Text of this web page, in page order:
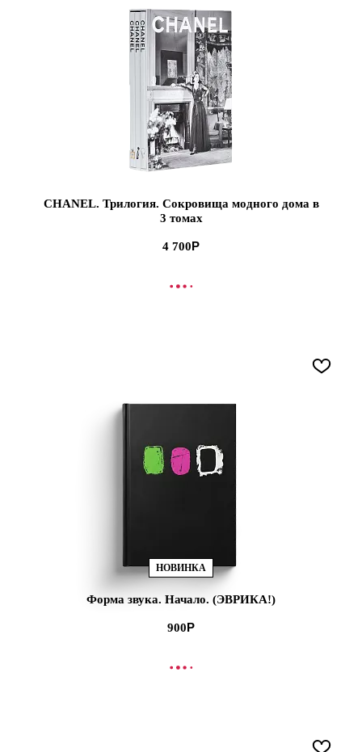
CHANEL. Трилогия. Сокровища модного дома в
3 томах
4 700
В КОРЗИНУ
НОВИНКА
Форма звука. Начало. (ЭВРИКА!)
900
В КОРЗИНУ